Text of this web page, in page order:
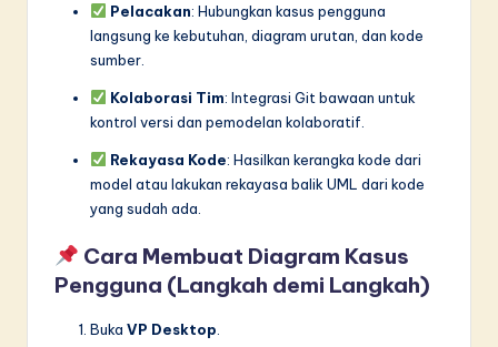
Pelacakan: Hubungkan kasus pengguna
langsung ke kebutuhan, diagram urutan, dan kode
sumber.
Kolaborasi Tim: Integrasi Git bawaan untuk
kontrol versi dan pemodelan kolaboratif.
Rekayasa Kode: Hasilkan kerangka kode dari
model atau lakukan rekayasa balik UML dari kode
yang sudah ada.
Cara Membuat Diagram Kasus
Pengguna (Langkah demi Langkah)
Buka VP Desktop